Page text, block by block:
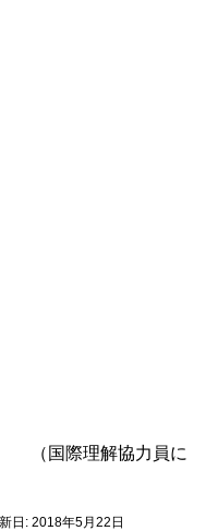
国際理解協力員に
日: 2018年5月22日